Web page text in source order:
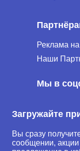
Реклама
Наши
Мы в
Загружайте
Вы сразу
сообщении,